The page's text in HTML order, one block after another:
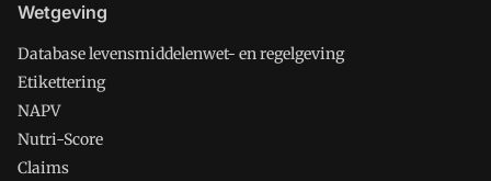
Wetgeving
Database levensmiddelenwet- en regelgeving
Etikettering
NAPV
Nutri-Score
Claims